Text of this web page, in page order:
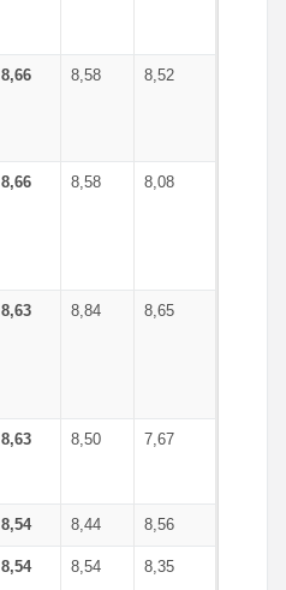
8,66 8,58 8,52
8,66 8,58 8,08
8,63 8,84 8,65
8,63 8,50 7,67
8,54 8,44 8,56
8,54 8,54 8,35